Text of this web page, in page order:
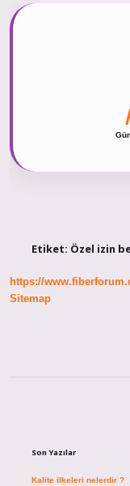
Etiket: Özel izin
https://
Sitemap
Son Yazılar
Kalite ilkeleri nelerdir ?